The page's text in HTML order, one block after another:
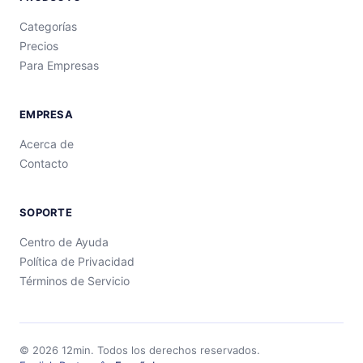
Categorías
Precios
Para Empresas
EMPRESA
Acerca de
Contacto
SOPORTE
Centro de Ayuda
Política de Privacidad
Términos de Servicio
© 2026 12min. Todos los derechos reservados.